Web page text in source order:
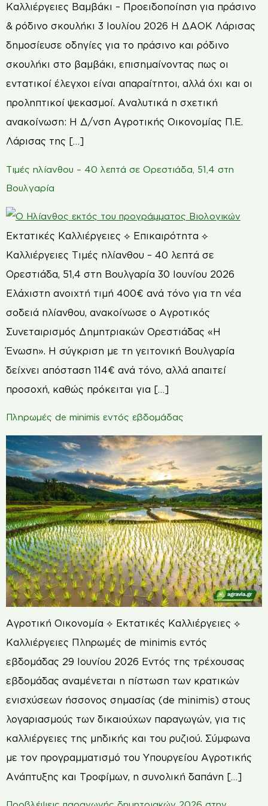
Καλλιέργειες Βαμβάκι – Προειδοποίηση για πράσινο
& ρόδινο σκουλήκι 3 Ιουλίου 2026 Η ΔΑΟΚ Λάρισας
δημοσίευσε οδηγίες για το πράσινο και ρόδινο
σκουλήκι στο βαμβάκι, επισημαίνοντας πως οι
εντατικοί έλεγχοι είναι απαραίτητοι, αλλά όχι και οι
προληπτικοί ψεκασμοί. Αναλυτικά η σχετική
ανακοίνωση: Η Δ/νση Αγροτικής Οικονομίας Π.Ε.
Λάρισας της […]
Τιμές ηλίανθου – 40 λεπτά σε Ορεστιάδα, 51,4 στη
Βουλγαρία
Εκτατικές Καλλιέργειες ⟡ Επικαιρότητα ⟡
Καλλιέργειες Τιμές ηλίανθου – 40 λεπτά σε
Ορεστιάδα, 51,4 στη Βουλγαρία 30 Ιουνίου 2026
Ελάχιστη ανοιχτή τιμή 400€ ανά τόνο για τη νέα
σοδειά ηλίανθου, ανακοίνωσε ο Αγροτικός
Συνεταιρισμός Δημητριακών Ορεστιάδας «Η
Ένωση». Η σύγκριση με τη γειτονική Βουλγαρία
δείχνει απόσταση 114€ ανά τόνο, αλλά απαιτεί
προσοχή, καθώς πρόκειται για […]
Πληρωμές de minimis εντός εβδομάδας
Αγροτική Οικονομία ⟡ Εκτατικές Καλλιέργειες ⟡
Καλλιέργειες Πληρωμές de minimis εντός
εβδομάδας 29 Ιουνίου 2026 Εντός της τρέχουσας
εβδομάδας αναμένεται η πίστωση των κρατικών
ενισχύσεων ήσσονος σημασίας (de minimis) στους
λογαριασμούς των δικαιούχων παραγωγών, για τις
καλλιέργειες της μηδικής και του ρυζιού. Σύμφωνα
με τον προγραμματισμό του Υπουργείου Αγροτικής
Ανάπτυξης και Τροφίμων, η συνολική δαπάνη […]